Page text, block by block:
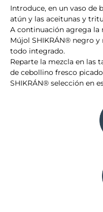
Introduce, en un vaso de
atún y las aceitunas y
A continuación agrega la
Mújol SHIKRÁN® negro
todo integrado.
Reparte la mezcla en las
de cebollino fresco
SHIKRÁN® selección en